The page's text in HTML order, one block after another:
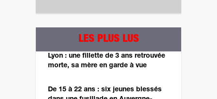
LES PLUS LUS
Lyon : une fillette de 3 ans retrouvée
morte, sa mère en garde à vue
De 15 à 22 ans : six jeunes blessés